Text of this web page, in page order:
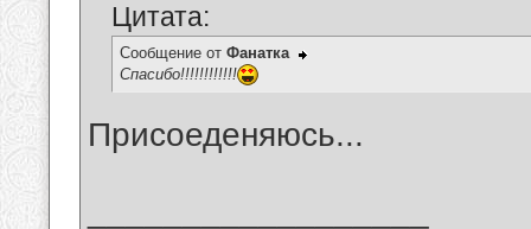
Цитата:
Сообщение от Фанатка
Спасибо!!!!!!!!!!!!
Присоеденяюсь...